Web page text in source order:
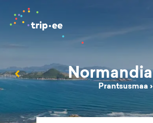
‹ Normandia
Prantsusmaa ›